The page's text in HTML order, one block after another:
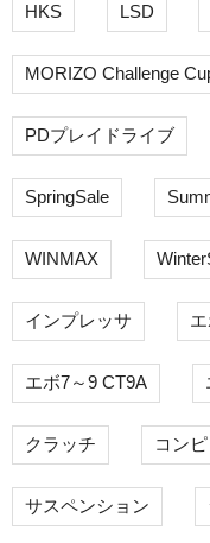
HKS LSD
MORIZO Challenge
PDプレイドライブ
SpringSale
WINMAX
インプレッサ
エボ7～9 CT9A
クラッチ コン
サスペンション